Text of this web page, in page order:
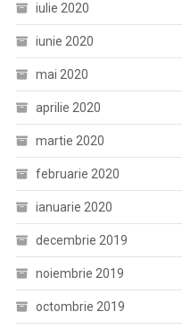
iulie 2020
iunie 2020
mai 2020
aprilie 2020
martie 2020
februarie 2020
ianuarie 2020
decembrie 2019
noiembrie 2019
octombrie 2019